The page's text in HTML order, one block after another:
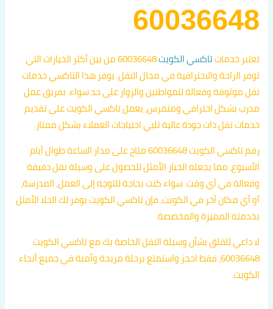
60036648
تعتبر خدماتتاكسي الكويت
60036648 من بين أكثر الخيارات التي
توفر الراحة والاحترافية في مجال النقل. يوفر هذا التاكسي خدمات
نقل موثوقة وفعالة للمواطنين والزوار على حد سواء. بفريق عمل
مدرب بشكل احترافي ومتمرس، يعمل تاكسي الكويت على تقديم
خدمات نقل ذات جودة عالية تلبي احتياجات العملاء بشكل ممتاز.
رقم تاكسي الكويت 60036648 متاح على مدار الساعة طوال أيام
الأسبوع، مما يجعله الخيار الأمثل للحصول على وسيلة نقل دقيقة
وفعالة في أي وقت. سواء كنت بحاجة للتوجه إلى العمل، المدرسة،
أو أي مكان آخر في الكويت، فإن تاكسي الكويت يوفر لك الحلا الأمثل
بخدمته المميزة والمخصصة.
لا داعي للقلق بشأن وسيلة النقل الخاصة بك مع تاكسي الكويت
60036648، فقط احجز واستمتع برحلة مريحة وآمنة في جميع أنحاء
الكويت.